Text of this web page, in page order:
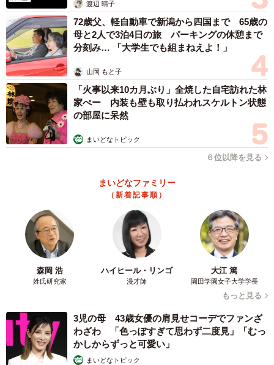
渡辺 晴子
72歳父、軽自動車で新潟から四国まで 65歳の
母と2人で3泊4日の旅 パーキングの休憩まで
分刻み… 「大学生でも組まねえよ！」
山岡 もと子
「火事以来10カ月ぶり」全焼した自宅訪れた林
家ぺー 内装も壁も取り払われスケルトン状態
の部屋に呆然
まいどなトピック
６位以降を見る
まいどなファミリー
（新着記事順）
森岡 浩
姓氏研究家
ハイヒール・リンゴ
漫才師
大江 篤
園田学園女子大学学長
もっと見る
3児の母 43歳女優の肩見せコーデでファンざ
わざわ 「色っぽすぎて思わず二度見」「むっ
かしからずっと可愛い」
まいどなトピック